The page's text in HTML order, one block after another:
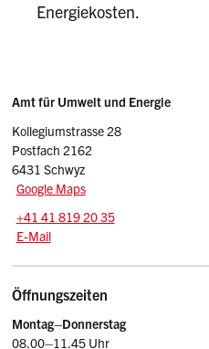
Energiekosten.
Sidebar
Adresse
Amt für Umwelt und Energie
Kollegiumstrasse 28
Postfach 2162
6431 Schwyz
Google Maps
Tel.:
+41 41 819 20 35
E-Mail: afu
E-Mail
Öffnungszeiten
Montag–Donnerstag
08.00–11.45 Uhr